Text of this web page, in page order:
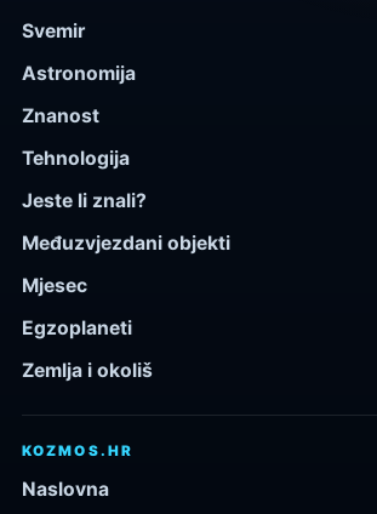
Svemir
Astronomija
Znanost
Tehnologija
Jeste li znali?
Međuzvjezdani objekti
Mjesec
Egzoplaneti
Zemlja i okoliš
KOZMOS.HR
Naslovna